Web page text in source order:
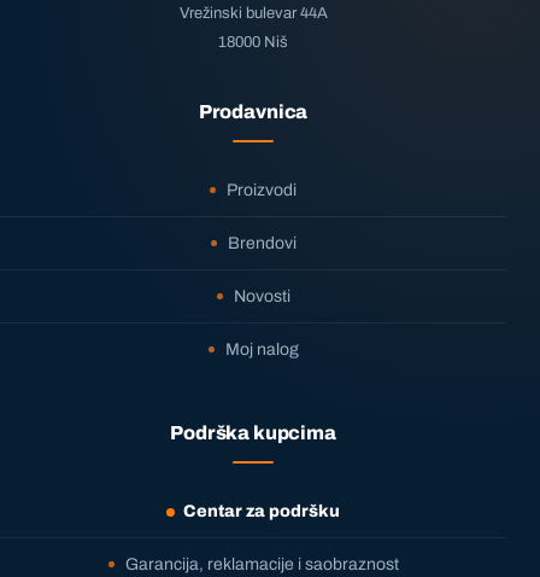
Vrežinski bulevar 44A
18000 Niš
Prodavnica
Proizvodi
Brendovi
Novosti
Moj nalog
Podrška kupcima
Centar za podršku
Garancija, reklamacije i saobraznost